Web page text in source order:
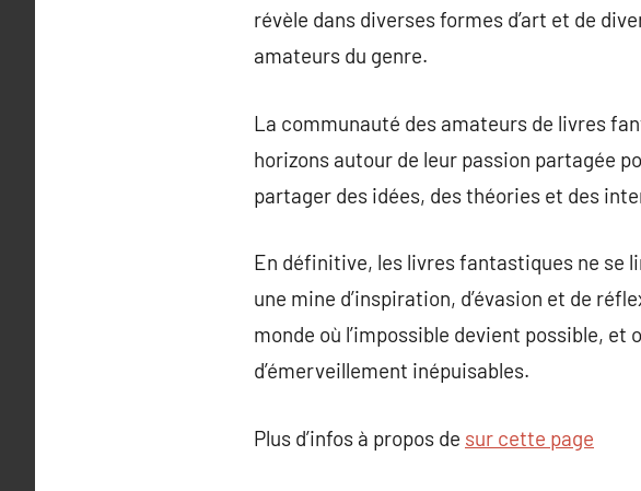
révèle dans diverses formes d’art et de
amateurs du genre.
La communauté des amateurs de livres
horizons autour de leur passion partagée
partager des idées, des théories et des
En définitive, les livres fantastiques ne se
une mine d’inspiration, d’évasion et de
monde où l’impossible devient possible, et
d’émerveillement inépuisables.
Plus d’infos à propos de sur cette page